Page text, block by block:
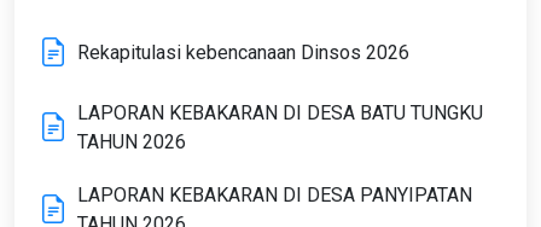
Rekapitulasi kebencanaan Dinsos 2026
LAPORAN KEBAKARAN DI DESA BATU TUNGKU
TAHUN 2026
LAPORAN KEBAKARAN DI DESA PANYIPATAN